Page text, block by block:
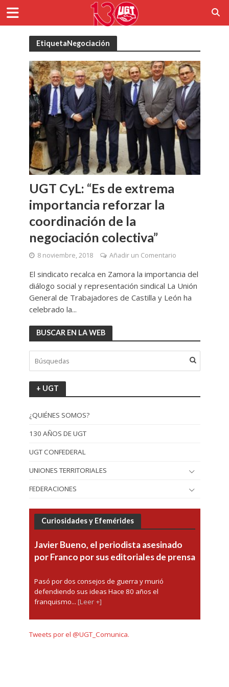
EtiquetaNegociación
UGT CyL: “Es de extrema
importancia reforzar la
coordinación de la
negociación colectiva”
8 noviembre, 2018 Añadir un Comentario
El sindicato recalca en Zamora la importancia del
diálogo social y representación sindical La Unión
General de Trabajadores de Castilla y León ha
celebrado la...
BUSCAR EN LA WEB
+ UGT
¿QUIÉNES SOMOS?
130 AÑOS DE UGT
UGT CONFEDERAL
UNIONES TERRITORIALES
FEDERACIONES
Curiosidades y Efemérides
Javier Bueno, el periodista asesinado
por Franco por sus editoriales de prensa
Pasó por dos consejos de guerra y murió
defendiendo sus ideas Hace 80 años el
franquismo... [Leer +]
Tweets por el @UGT_Comunica.